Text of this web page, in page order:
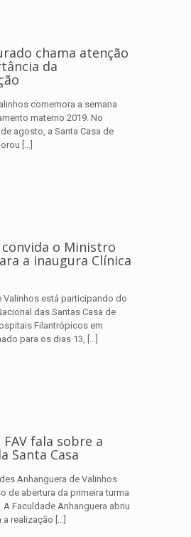
chama atenção
da
comemora a semana
materno 2019. No
agosto, a Santa Casa de
[…]
convida o Ministro
a inaugura Clínica
Valinhos está participando do
das Santas Casa de
Filantrópicos em
para os dias 13, […]
fala sobre a
Santa Casa
Anhanguera de Valinhos
de abertura da primeira turma
Faculdade Anhanguera abriu
a realização […]